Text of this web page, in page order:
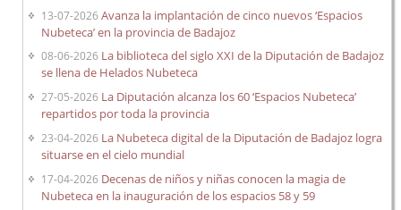
13-07-2026 Avanza la implantación de cinco nuevos ‘Espacios
Nubeteca’ en la provincia de Badajoz
08-06-2026 La biblioteca del siglo XXI de la Diputación de Badajoz
se llena de Helados Nubeteca
27-05-2026 La Diputación alcanza los 60 ‘Espacios Nubeteca’
repartidos por toda la provincia
23-04-2026 La Nubeteca digital de la Diputación de Badajoz logra
situarse en el cielo mundial
17-04-2026 Decenas de niños y niñas conocen la magia de
Nubeteca en la inauguración de los espacios 58 y 59